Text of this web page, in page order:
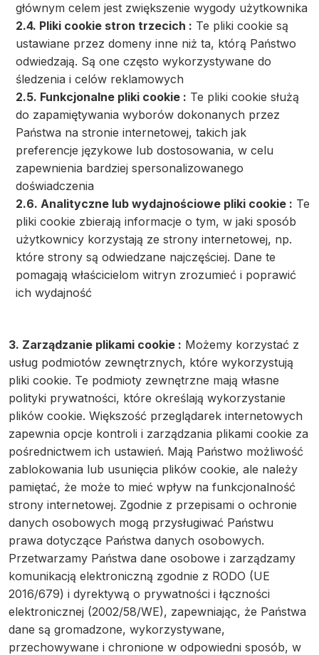
głównym celem jest zwiększenie wygody użytkownika
2.4. Pliki cookie stron trzecich : Te pliki cookie są
ustawiane przez domeny inne niż ta, którą Państwo
odwiedzają. Są one często wykorzystywane do
śledzenia i celów reklamowych
2.5. Funkcjonalne pliki cookie : Te pliki cookie służą
do zapamiętywania wyborów dokonanych przez
Państwa na stronie internetowej, takich jak
preferencje językowe lub dostosowania, w celu
zapewnienia bardziej spersonalizowanego
doświadczenia
2.6. Analityczne lub wydajnościowe pliki cookie : Te
pliki cookie zbierają informacje o tym, w jaki sposób
użytkownicy korzystają ze strony internetowej, np.
które strony są odwiedzane najczęściej. Dane te
pomagają właścicielom witryn zrozumieć i poprawić
ich wydajność
3. Zarządzanie plikami cookie : Możemy korzystać z
usług podmiotów zewnętrznych, które wykorzystują
pliki cookie. Te podmioty zewnętrzne mają własne
polityki prywatności, które określają wykorzystanie
plików cookie. Większość przeglądarek internetowych
zapewnia opcje kontroli i zarządzania plikami cookie za
pośrednictwem ich ustawień. Mają Państwo możliwość
zablokowania lub usunięcia plików cookie, ale należy
pamiętać, że może to mieć wpływ na funkcjonalność
strony internetowej. Zgodnie z przepisami o ochronie
danych osobowych mogą przysługiwać Państwu
prawa dotyczące Państwa danych osobowych.
Przetwarzamy Państwa dane osobowe i zarządzamy
komunikacją elektroniczną zgodnie z RODO (UE
2016/679) i dyrektywą o prywatności i łączności
elektronicznej (2002/58/WE), zapewniając, że Państwa
dane są gromadzone, wykorzystywane,
przechowywane i chronione w odpowiedni sposób, w